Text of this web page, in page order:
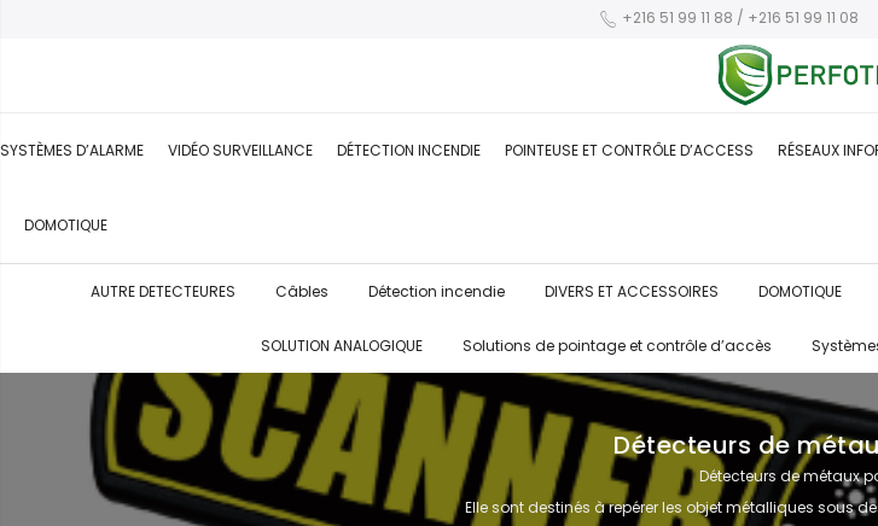
+216 51 99 11 88 / +216 51 99 11 08
SYSTÈMES D’ALARME VIDÉO SURVEILLANCE DÉTECTION INCENDIE POINTEUSE ET CONTRÔLE D’ACCESS RÉSEAUX
DOMOTIQUE
AUTRE DETECTEURES Câbles Détection incendie DIVERS ET ACCESSOIRES DOMOTIQUE
SOLUTION ANALOGIQUE Solutions de pointage et contrôle d’accès
Détecteurs de
Détecteurs de métaux
Elle sont destinés à repérer les objet métalliques sous